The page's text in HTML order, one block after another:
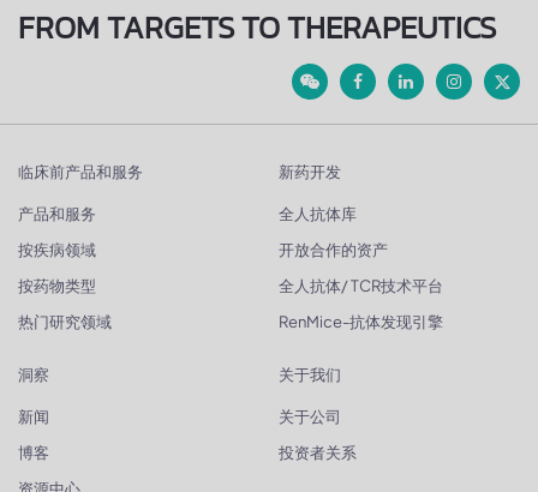
FROM TARGETS TO THERAPEUTICS
临床前产品和服务
产品和服务
按疾病领域
按药物类型
热门研究领域
新药开发
全人抗体库
开放合作的资产
全人抗体/ TCR技术平台
RenMice-抗体发现引擎
洞察
新闻
博客
关于我们
关于公司
投资者关系